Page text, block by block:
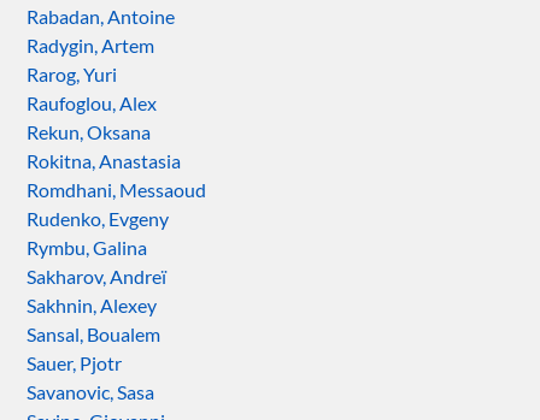
Rabadan, Antoine
Radygin, Artem
Rarog, Yuri
Raufoglou, Alex
Rekun, Oksana
Rokitna, Anastasia
Romdhani, Messaoud
Rudenko, Evgeny
Rymbu, Galina
Sakharov, Andreï
Sakhnin, Alexey
Sansal, Boualem
Sauer, Pjotr
Savanovic, Sasa